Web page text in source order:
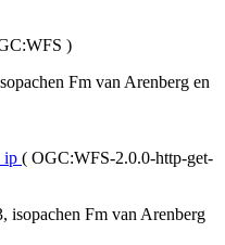
)
Fm van Arenberg en
( OGC:WFS-2.0.0-http-get-
isopachen Fm van Arenberg